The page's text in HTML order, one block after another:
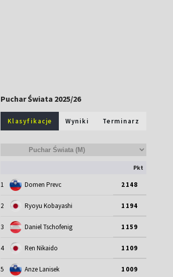
Puchar Świata 2025/26
Klasyfikacje Wyniki Terminarz
Pkt
1 Domen Prevc 2148
2 Ryoyu Kobayashi 1194
3 Daniel Tschofenig 1159
4 Ren Nikaido 1109
5 Anze Lanisek 1009